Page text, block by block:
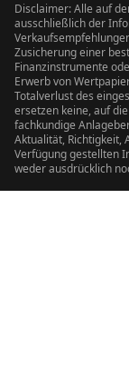
Disclaimer: Alle auf
ausschließlich der
Zusicherung einer
Finanzinstrumente
Erwerb von
Totalverlust des
ersetzen keine, auf
fachkundige
Aktualität, Richtigkeit,
Verfügung gestellten
weder ausdrücklich